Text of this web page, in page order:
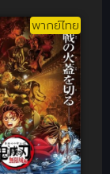
พากย์ไทย